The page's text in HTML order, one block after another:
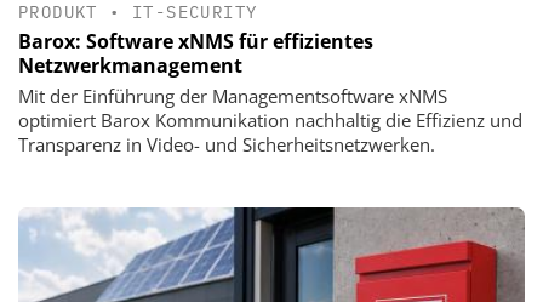
PRODUKT • IT-SECURITY
Barox: Software xNMS für effizientes
Netzwerkmanagement
Mit der Einführung der Managementsoftware xNMS
optimiert Barox Kommunikation nachhaltig die Effizienz und
Transparenz in Video- und Sicherheitsnetzwerken.